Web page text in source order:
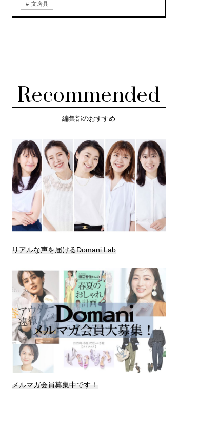
文房具
Recommended
編集部のおすすめ
リアルな声を届けるDomani Lab
メルマガ会員募集中です！